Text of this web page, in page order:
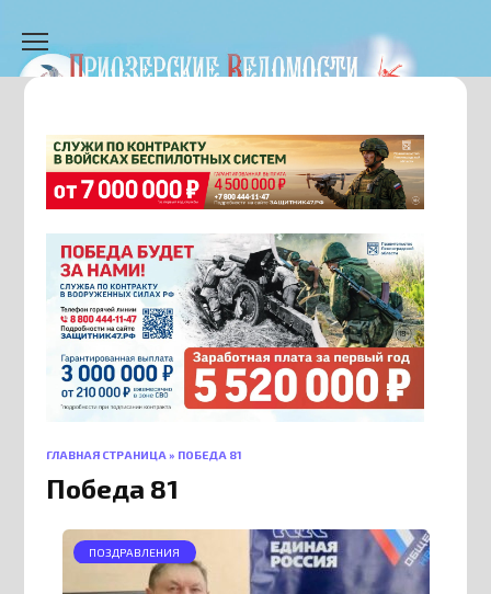
содержанию
ГЛАВНАЯ СТРАНИЦА » ПОБЕДА 81
Победа 81
ПОЗДРАВЛЕНИЯ